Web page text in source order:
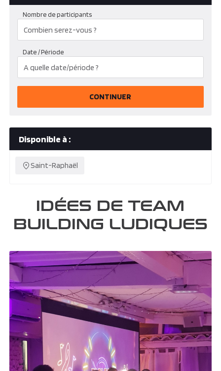
Nombre de participants
Date / Période
CONTINUER
Disponible à :
Saint-Raphaël
IDÉES DE TEAM
BUILDING LUDIQUES